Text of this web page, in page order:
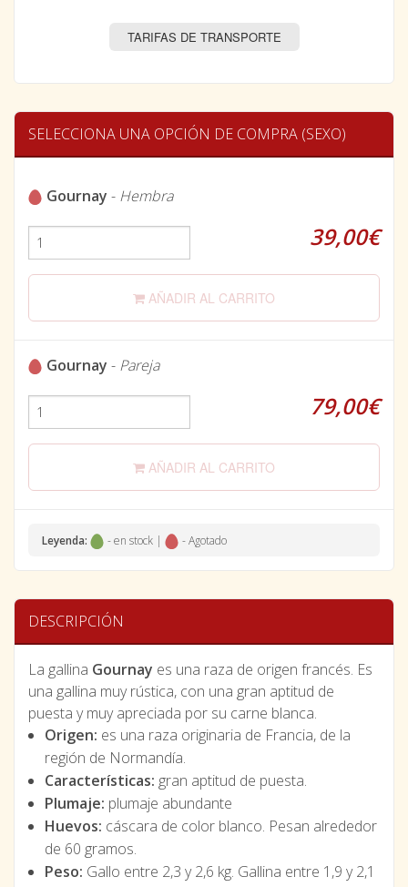
TARIFAS DE TRANSPORTE
SELECCIONA UNA OPCIÓN DE COMPRA (SEXO)
Gournay - Hembra
39,00€
AÑADIR AL CARRITO
Gournay - Pareja
79,00€
AÑADIR AL CARRITO
Leyenda: - en stock | - Agotado
DESCRIPCIÓN
La gallina Gournay es una raza de origen francés. Es
una gallina muy rústica, con una gran aptitud de
puesta y muy apreciada por su carne blanca.
Origen: es una raza originaria de Francia, de la
región de Normandía.
Características: gran aptitud de puesta.
Plumaje: plumaje abundante
Huevos: cáscara de color blanco. Pesan alrededor
de 60 gramos.
Peso: Gallo entre 2,3 y 2,6 kg. Gallina entre 1,9 y 2,1